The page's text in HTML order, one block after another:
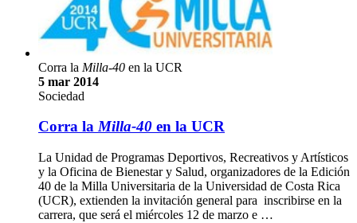
Corra la Milla-40 en la UCR
5 mar 2014
Sociedad
Corra laMilla-40 en la UCR
La Unidad de Programas Deportivos, Recreativos y Artísticos
y la Oficina de Bienestar y Salud, organizadores de la Edición
40 de la Milla Universitaria de la Universidad de Costa Rica
(UCR), extienden la invitación general para inscribirse en la
carrera, que será el miércoles 12 de marzo e …